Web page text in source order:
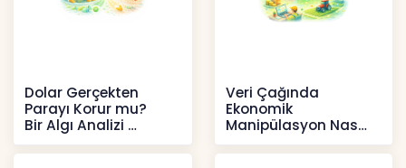
Dolar Gerçekten
Parayı Korur mu?
Bir Algı Analizi
İçerikler
Veri Çağında
Ekonomik
Manipülasyon Nasıl
Şekil Değiştirdi?
İçerikler